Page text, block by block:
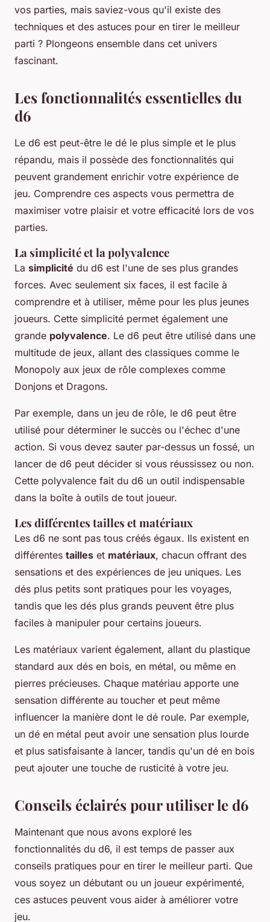
vos parties, mais saviez-vous qu'il existe des
techniques et des astuces pour en tirer le meilleur
parti ? Plongeons ensemble dans cet univers
fascinant.
Les fonctionnalités essentielles du
d6
Le d6 est peut-être le dé le plus simple et le plus
répandu, mais il possède des fonctionnalités qui
peuvent grandement enrichir votre expérience de
jeu. Comprendre ces aspects vous permettra de
maximiser votre plaisir et votre efficacité lors de vos
parties.
La simplicité et la polyvalence
La simplicité du d6 est l'une de ses plus grandes
forces. Avec seulement six faces, il est facile à
comprendre et à utiliser, même pour les plus jeunes
joueurs. Cette simplicité permet également une
grande polyvalence. Le d6 peut être utilisé dans une
multitude de jeux, allant des classiques comme le
Monopoly aux jeux de rôle complexes comme
Donjons et Dragons.
Par exemple, dans un jeu de rôle, le d6 peut être
utilisé pour déterminer le succès ou l'échec d'une
action. Si vous devez sauter par-dessus un fossé, un
lancer de d6 peut décider si vous réussissez ou non.
Cette polyvalence fait du d6 un outil indispensable
dans la boîte à outils de tout joueur.
Les différentes tailles et matériaux
Les d6 ne sont pas tous créés égaux. Ils existent en
différentes tailles et matériaux, chacun offrant des
sensations et des expériences de jeu uniques. Les
dés plus petits sont pratiques pour les voyages,
tandis que les dés plus grands peuvent être plus
faciles à manipuler pour certains joueurs.
Les matériaux varient également, allant du plastique
standard aux dés en bois, en métal, ou même en
pierres précieuses. Chaque matériau apporte une
sensation différente au toucher et peut même
influencer la manière dont le dé roule. Par exemple,
un dé en métal peut avoir une sensation plus lourde
et plus satisfaisante à lancer, tandis qu'un dé en bois
peut ajouter une touche de rusticité à votre jeu.
Conseils éclairés pour utiliser le d6
Maintenant que nous avons exploré les
fonctionnalités du d6, il est temps de passer aux
conseils pratiques pour en tirer le meilleur parti. Que
vous soyez un débutant ou un joueur expérimenté,
ces astuces peuvent vous aider à améliorer votre
jeu.